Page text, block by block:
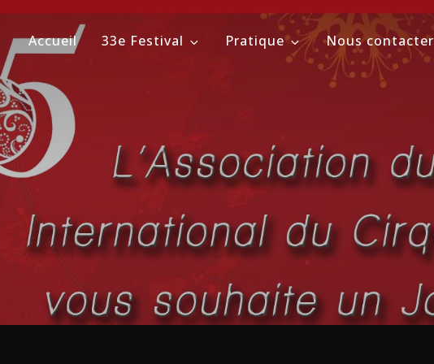
du Cirque de Massy
2026
Accueil 33e Festival Pratique Nous contacter